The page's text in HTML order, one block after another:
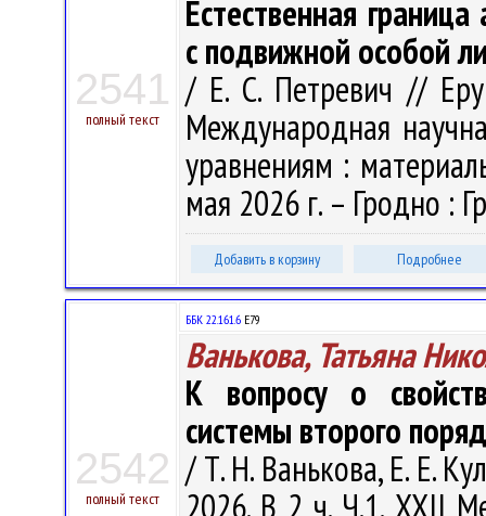
2541
полный текст
Естественная
с подвижной особой
/ Е. С. Петревич //
Международная
уравнениям :
мая 2026 г. – Гродно :
Добавить в корзину Подробнее
2542
полный текст
ББК 22.161.6 Е79
Ванькова, Татьяна
К вопросу о
системы второго
/ Т. Н. Ванькова, Е. Е.
2026. В 2 ч. Ч.1. XXII